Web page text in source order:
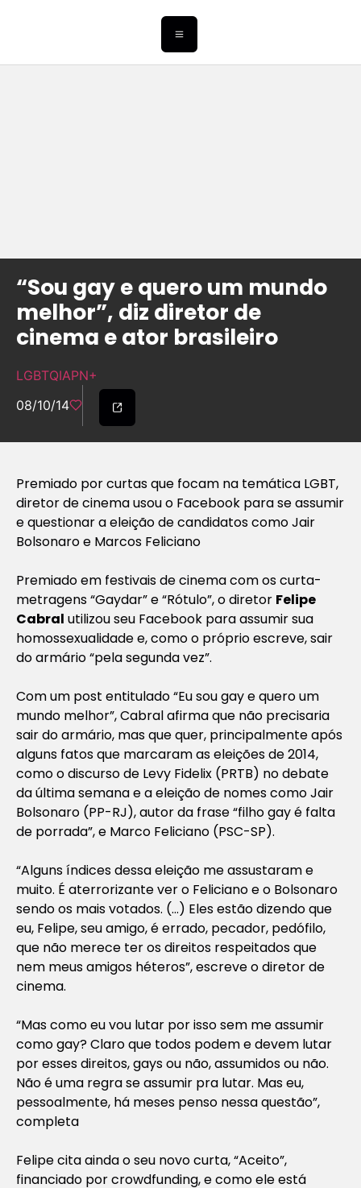
“Sou gay e quero um mundo
melhor”, diz diretor de
cinema e ator brasileiro
LGBTQIAPN+
08/10/14
Premiado por curtas que focam na temática LGBT,
diretor de cinema usou o Facebook para se assumir
e questionar a eleição de candidatos como Jair
Bolsonaro e Marcos Feliciano
Premiado em festivais de cinema com os curta-
metragens “Gaydar” e “Rótulo”, o diretor Felipe
Cabral utilizou seu Facebook para assumir sua
homossexualidade e, como o próprio escreve, sair
do armário “pela segunda vez”.
Com um post entitulado “Eu sou gay e quero um
mundo melhor”, Cabral afirma que não precisaria
sair do armário, mas que quer, principalmente após
alguns fatos que marcaram as eleições de 2014,
como o discurso de Levy Fidelix (PRTB) no debate
da última semana e a eleição de nomes como Jair
Bolsonaro (PP-RJ), autor da frase “filho gay é falta
de porrada”, e Marco Feliciano (PSC-SP).
“Alguns índices dessa eleição me assustaram e
muito. É aterrorizante ver o Feliciano e o Bolsonaro
sendo os mais votados. (…) Eles estão dizendo que
eu, Felipe, seu amigo, é errado, pecador, pedófilo,
que não merece ter os direitos respeitados que
nem meus amigos héteros”, escreve o diretor de
cinema.
“Mas como eu vou lutar por isso sem me assumir
como gay? Claro que todos podem e devem lutar
por esses direitos, gays ou não, assumidos ou não.
Não é uma regra se assumir pra lutar. Mas eu,
pessoalmente, há meses penso nessa questão”,
completa
Felipe cita ainda o seu novo curta, “Aceito”,
financiado por crowdfunding, e como ele está